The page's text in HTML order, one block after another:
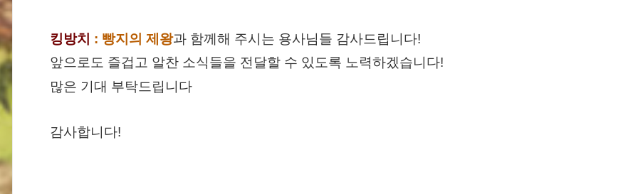
킹방치 : 빵지의 제왕과 함께해 주시는 용사님들 감사드립니다!
앞으로도 즐겁고 알찬 소식들을 전달할 수 있도록 노력하겠습니다!
많은 기대 부탁드립니다
감사합니다!